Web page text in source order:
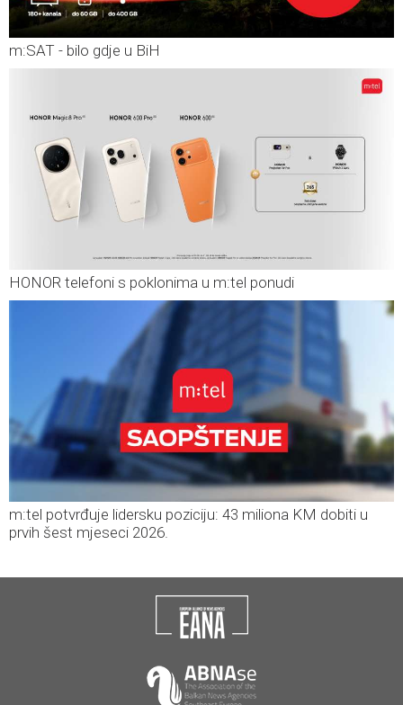
m:SAT - bilo gdje u BiH
HONOR telefoni s poklonima u m:tel ponudi
m:tel potvrđuje lidersku poziciju: 43 miliona KM dobiti u
prvih šest mjeseci 2026.